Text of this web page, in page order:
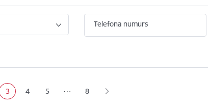
Telefona numurs
Pašreizējā lapa
3 Lapa
4 Lapa
5 … 8